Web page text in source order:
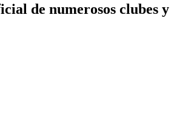
de numerosos clubes y